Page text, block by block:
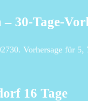
30-Tage-
Vorhersage für
16 Tage